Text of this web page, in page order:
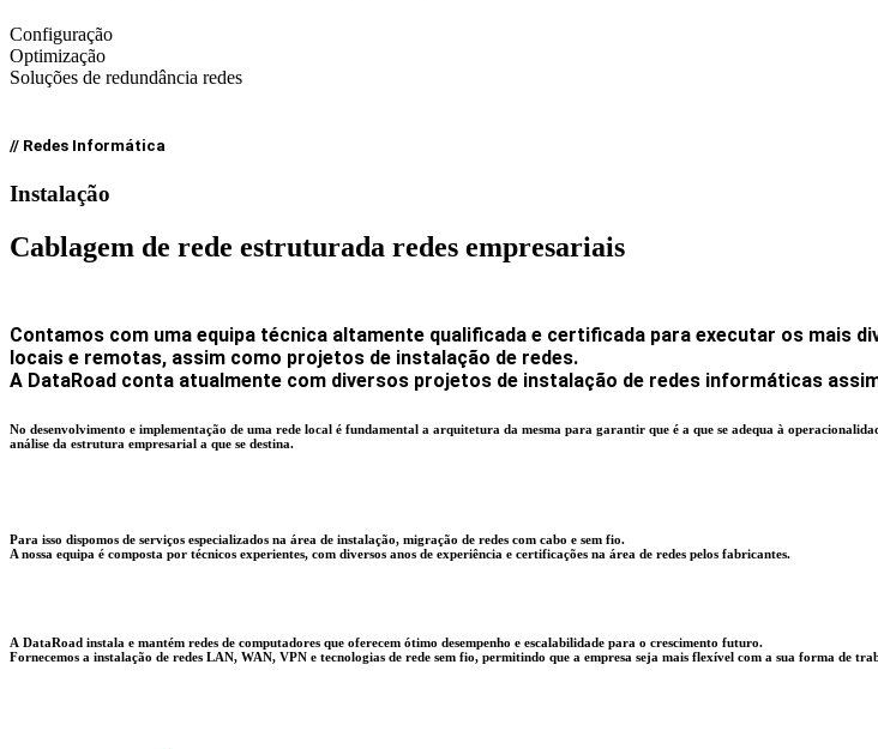
Configuração
Optimização
Soluções de redundância redes
// Redes Informática
Instalação
Cablagem de rede estruturada redes empresariais
Contamos com uma equipa técnica altamente qualificada e certificada para executar os mais
locais e remotas, assim como projetos de instalação de redes.
A DataRoad conta atualmente com diversos projetos de instalação de redes informáticas
No desenvolvimento e implementação de uma rede local é fundamental a arquitetura da mesma para garantir que é a que se adequa à
análise da estrutura empresarial a que se destina.
Para isso dispomos de serviços especializados na área de instalação, migração de redes com cabo e sem fio.
A nossa equipa é composta por técnicos experientes, com diversos anos de experiência e certificações na área de redes pelos fabricantes.
A DataRoad instala e mantém redes de computadores que oferecem ótimo desempenho e escalabilidade para o crescimento futuro.
Fornecemos a instalação de redes LAN, WAN, VPN e tecnologias de rede sem fio, permitindo que a empresa seja mais flexível com a sua forma de